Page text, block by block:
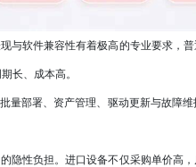
软件兼容性有着极高的专业要求，
长、成本高。
部署、资产管理、驱动更新与故障维
性负担。进口设备不仅采购单价高